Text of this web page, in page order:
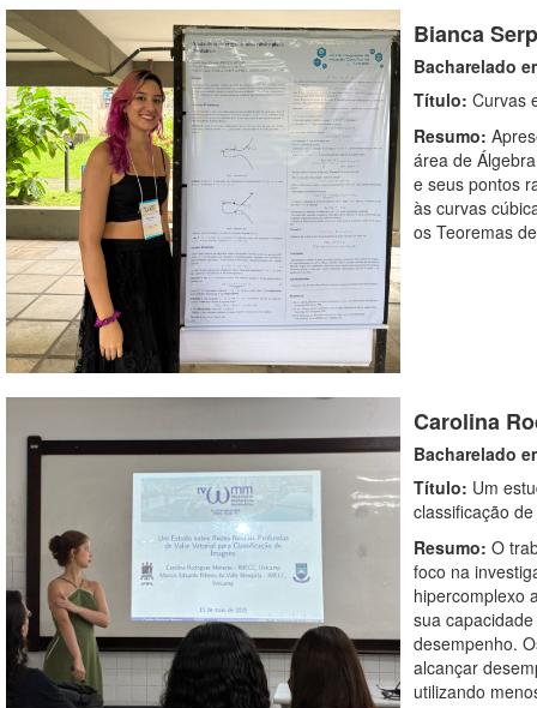
Bianca
Bacharelado
Título: Curvas
Resumo:
área de
e seus pontos
às curvas
os Teoremas
Carolina
Bacharelado
Título: Um
classificação
Resumo: O
foco na
hipercomplexo
sua
desempenho.
alcançar
utilizando